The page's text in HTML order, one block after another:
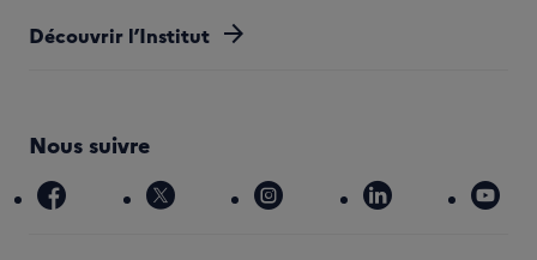
Découvrir l’Institut arrow_forward
Nous suivre
facebook x instagram linkedin